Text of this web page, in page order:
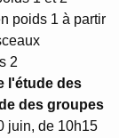
poids 1 à partir
2
l'étude des
des groupes
juin, de 10h15